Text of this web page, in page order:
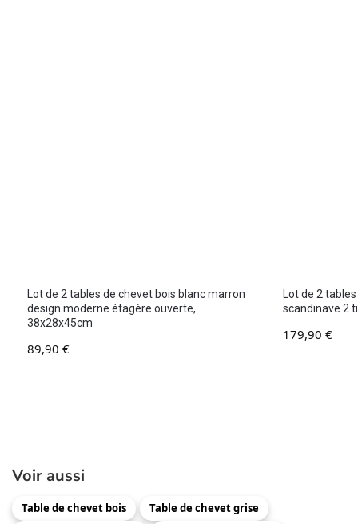
Lot de 2 tables de chevet bois blanc marron
design moderne étagère ouverte,
38x28x45cm
89,90 €
Lot de 2
scandinave 2
179,90 €
Voir aussi
Table de chevet bois
Table de chevet grise